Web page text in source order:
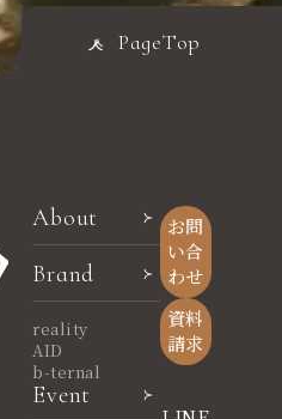
PageTop
About
Brand
reality
AID
b-ternal
Event
お問
い合
わせ
資料
請求